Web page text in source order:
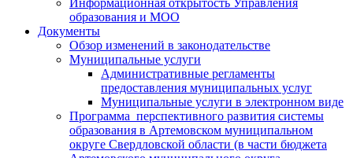
Информационная открытость Управления
образования и МОО
Документы
Обзор изменений в законодательстве
Муниципальные услуги
Административные регламенты
предоставления муниципальных услуг
Муниципальные услуги в электронном виде
Программа перспективного развития системы
образования в Артемовском муниципальном
округе Свердловской области (в части бюджета